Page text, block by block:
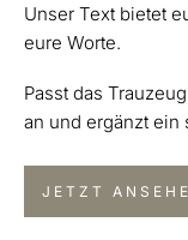
Unser Text bietet
eure Worte.
Passt das
an und ergänzt ein
JETZT